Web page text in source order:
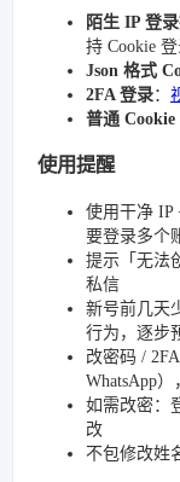
陌生 IP 登
持 Cookie
Json 格式
2FA 登录：
普通 Cookie
使用提醒
使用干净 IP
要登录多个
提示「无法
私信
新号前几天
行为，逐步
改密码 /
WhatsApp
如需改密：
改
不包修改姓